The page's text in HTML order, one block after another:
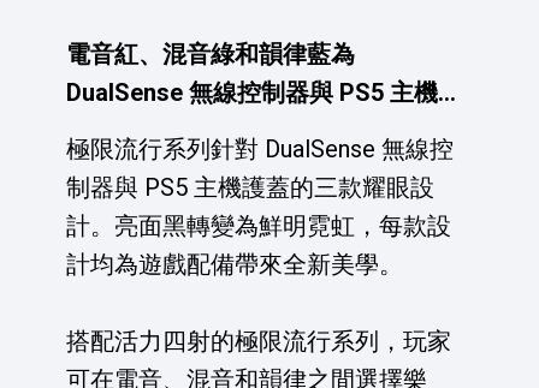
電音紅、混音綠和韻律藍為
DualSense 無線控制器與 PS5 主機護
蓋帶來新氛圍
極限流行系列針對 DualSense 無線控
制器與 PS5 主機護蓋的三款耀眼設
計。亮面黑轉變為鮮明霓虹，每款設
計均為遊戲配備帶來全新美學。
搭配活力四射的極限流行系列，玩家
可在電音、混音和韻律之間選擇樂